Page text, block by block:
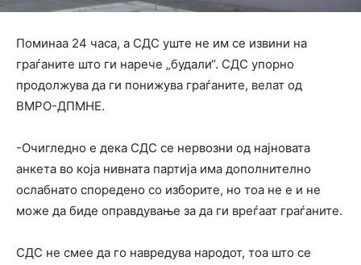
Поминаа 24 часа, а СДС уште не им се извини на
граѓаните што ги нарече „будали“. СДС упорно
продолжува да ги понижува граѓаните, велат од
ВМРО-ДПМНЕ.
-Очигледно е дека СДС се нервозни од најновата
анкета во која нивната партија има дополнително
ослабнато споредено со изборите, но тоа не е и не
може да биде оправдување за да ги вреѓаат граѓаните.
СДС не смее да го навредува народот, тоа што се